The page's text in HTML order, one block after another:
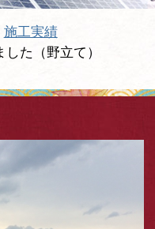
施工実績
た（野立て）